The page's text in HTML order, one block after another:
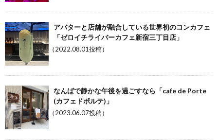
アバターと店舗が融合している世界初のコンカフェ
「ゼロイチライバーカフェ新宿三丁目店」
（2022.08.01投稿）
なんばで静かな午後を過ごすなら「cafe de Porte
(カフェドポルテ)」
（2023.06.07投稿）